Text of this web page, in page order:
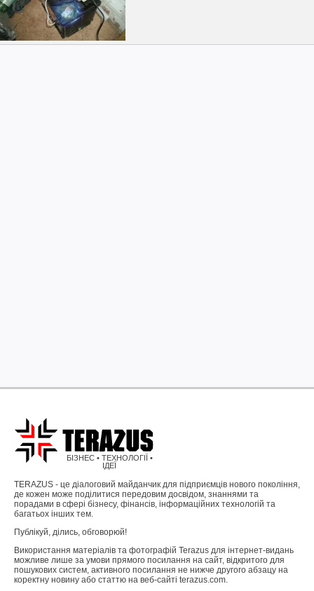
БІЗНЕС • ТЕХНОЛОГІЇ •
ІДЕЇ
TERAZUS - це діалоговий майданчик для підприємців нового покоління,
де кожен може поділитися передовим досвідом, знаннями та
порадами в сфері бізнесу, фінансів, інформаційних технологій та
багатьох інших тем.
Публікуй, ділись, обговорюй!
Використання матеріалів та фотографій Terazus для інтернет-видань
можливе лише за умови прямого посилання на сайт, відкритого для
пошукових систем, активного посилання не нижче другого абзацу на
коректну новину або статтю на веб-сайті terazus.com.